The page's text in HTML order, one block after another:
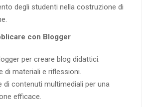
degli studenti nella costruzione di
con Blogger
per creare blog didattici.
di materiali e riflessioni.
di contenuti multimediali per una
efficace.